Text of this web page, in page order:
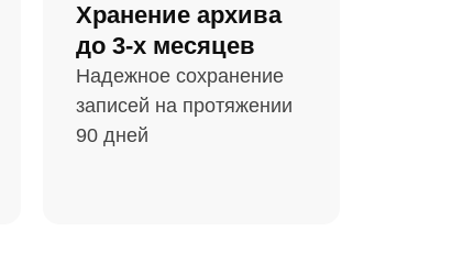
Хранение архива
до 3-х месяцев
Надежное сохранение
записей на протяжении
90 дней